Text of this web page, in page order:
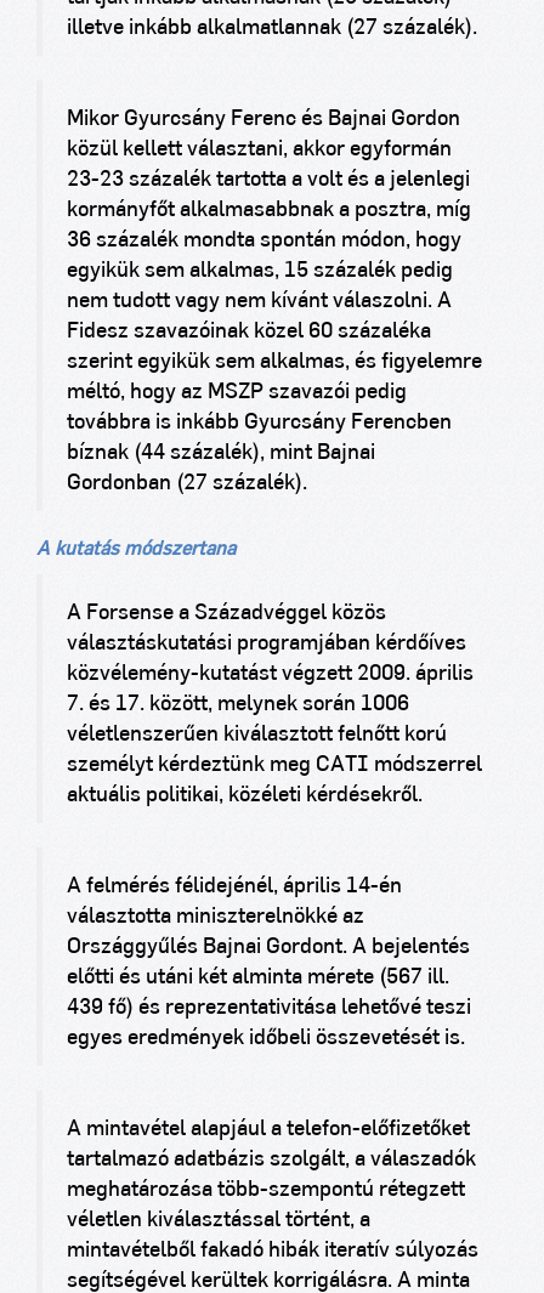
illetve inkább alkalmatlannak (27 százalék).
Mikor Gyurcsány Ferenc és Bajnai Gordon
közül kellett választani, akkor egyformán
23-23 százalék tartotta a volt és a jelenlegi
kormányfőt alkalmasabbnak a posztra, míg
36 százalék mondta spontán módon, hogy
egyikük sem alkalmas, 15 százalék pedig
nem tudott vagy nem kívánt válaszolni. A
Fidesz szavazóinak közel 60 százaléka
szerint egyikük sem alkalmas, és figyelemre
méltó, hogy az MSZP szavazói pedig
továbbra is inkább Gyurcsány Ferencben
bíznak (44 százalék), mint Bajnai
Gordonban (27 százalék).
A kutatás módszertana
A Forsense a Századvéggel közös
választáskutatási programjában kérdőíves
közvélemény-kutatást végzett 2009. április
7. és 17. között, melynek során 1006
véletlenszerűen kiválasztott felnőtt korú
személyt kérdeztünk meg CATI módszerrel
aktuális politikai, közéleti kérdésekről.
A felmérés félidejénél, április 14-én
választotta miniszterelnökké az
Országgyűlés Bajnai Gordont. A bejelentés
előtti és utáni két alminta mérete (567 ill.
439 fő) és reprezentativitása lehetővé teszi
egyes eredmények időbeli összevetését is.
A mintavétel alapjául a telefon-előfizetőket
tartalmazó adatbázis szolgált, a válaszadók
meghatározása több-szempontú rétegzett
véletlen kiválasztással történt, a
mintavételből fakadó hibák iteratív súlyozás
segítségével kerültek korrigálásra. A minta